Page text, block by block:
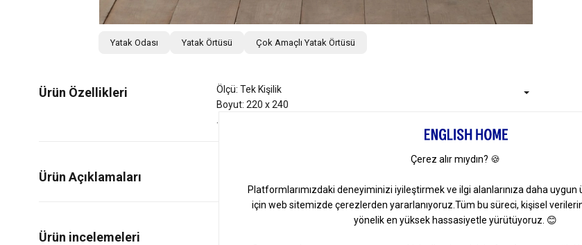
Yatak Odası Yatak Örtüsü Çok Amaçlı Yatak Örtüsü
Ürün Özellikleri
Ölçü: Tek Kişilik
Boyut: 220 x 240
Ürün Açıklamaları